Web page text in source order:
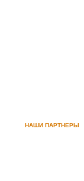
НАШИ ПАРТНЕРЫ